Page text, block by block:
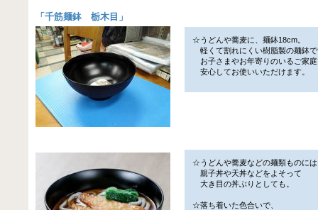
「 千筋麺鉢 栃木目 」
☆うどんや蕎麦に、麺鉢18cm。
軽くて割れにくい樹脂製の麺鉢
お子さまやお年寄りのいるご家
安心してお使いいただけます。
☆うどんや蕎麦などの麺類ものに
親子丼や天丼などをよそって
大き目の丼ぶりとしても。
☆落ち着いた色合いで、